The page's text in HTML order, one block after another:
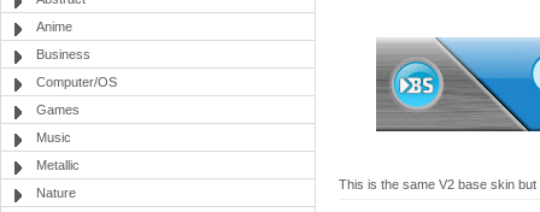
Anime
Business
Computer/OS
Games
Music
Metallic
Nature
This is the same V2 base skin